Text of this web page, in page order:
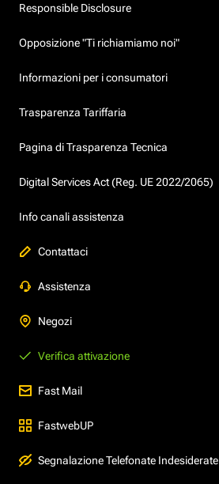
Responsible Disclosure
Opposizione "Ti richiamiamo noi"
Informazioni per i consumatori
Trasparenza Tariffaria
Pagina di Trasparenza Tecnica
Digital Services Act (Reg. UE 2022/2065)
Info canali assistenza
Contattaci
Assistenza
Negozi
Verifica attivazione
Fast Mail
FastwebUP
Segnalazione Telefonate Indesiderate